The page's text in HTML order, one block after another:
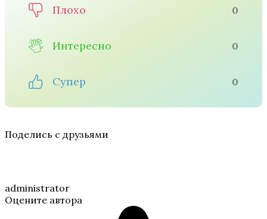
Плохо 0
Интересно 0
Супер 0
Поделись с друзьями
administrator
Оцените автора